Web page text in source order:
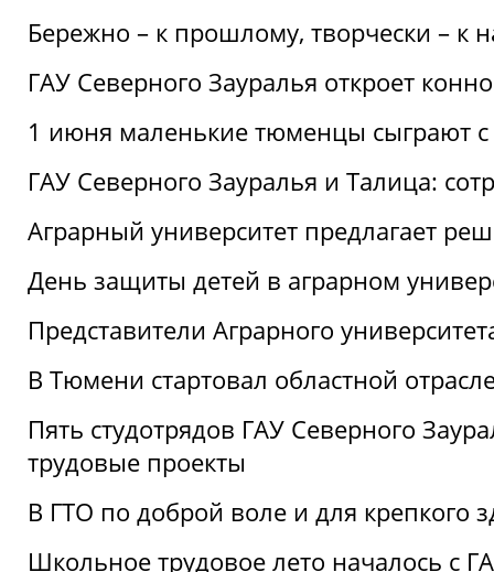
Бережно – к прошлому, творчески – к
ГАУ Северного Зауралья откроет
1 июня маленькие тюменцы сыграют с
ГАУ Северного Зауралья и Талица:
Аграрный университет предлагает
День защиты детей в аграрном
Представители Аграрного
В Тюмени стартовал областной
Пять студотрядов ГАУ Северного
трудовые проекты
В ГТО по доброй воле и для крепкого
Школьное трудовое лето началось с